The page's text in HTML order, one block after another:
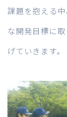
課題を抱える中
な開発目標に
げていきます。